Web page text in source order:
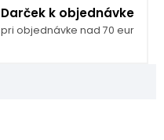
Darček k objednávke
pri objednávke nad 70 eur